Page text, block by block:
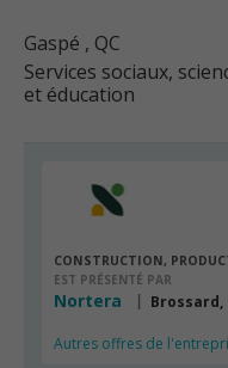
Gaspé , QC
Services sociaux,
et éducation
CONSTRUCTION,
EST PRÉSENTÉ PAR
Nortera Brossard,
Autres offres de